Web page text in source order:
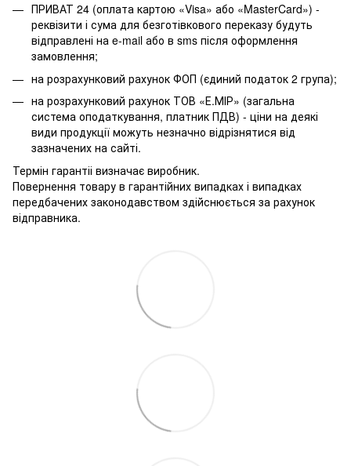
ПРИВАТ 24 (оплата картою «Visa» або «MasterCard») -
реквізити і сума для безготівкового переказу будуть
відправлені на e-mail або в sms після оформлення
замовлення;
на розрахунковий рахунок ФОП (єдиний податок 2 група);
на розрахунковий рахунок ТОВ «Е.МІР» (загальна
система оподаткування, платник ПДВ) - ціни на деякі
види продукції можуть незначно відрізнятися від
зазначених на сайті.
Термін гарантіі визначає виробник.
Повернення товару в гарантійних випадках і випадках
передбачених законодавством здійснюється за рахунок
відправника.